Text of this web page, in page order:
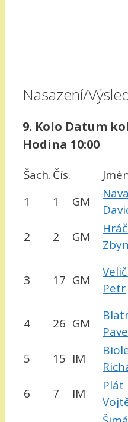
Nasazení/
9. Kolo Datum
Hodina 10:00
Šach.Čís.
1
1 GM
2 2 GM
3 17 GM
Petr
4 26 GM
5 15 IM
6 7 IM
Plát